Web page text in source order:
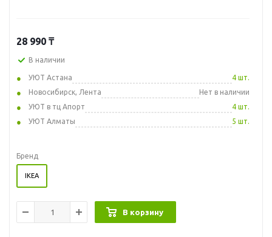
28 990 ₸
В наличии
УЮТ Астана
4 шт.
Новосибирск, Лента
Нет в наличии
УЮТ в тц Апорт
4 шт.
УЮТ Алматы
5 шт.
Бренд
IKEA
В корзину